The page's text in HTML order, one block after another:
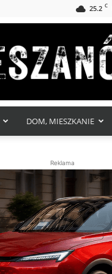
25.2 C
DOM, MIESZKANIE
Reklama